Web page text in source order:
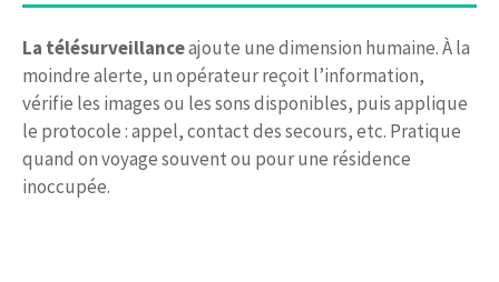
La télésurveillanceajoute une dimension humaine. À la
moindre alerte, un opérateur reçoit l’information,
vérifie les images ou les sons disponibles, puis applique
le protocole : appel, contact des secours, etc. Pratique
quand on voyage souvent ou pour une résidence
inoccupée.